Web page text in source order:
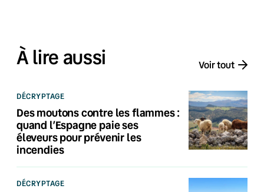
À lire aussi Voir tout
DÉCRYPTAGE
Des moutons contre les flammes :
quand l’Espagne paie ses
éleveurs pour prévenir les
incendies
DÉCRYPTAGE